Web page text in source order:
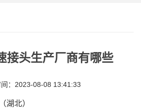
接头生产厂商有哪些
间：2023-08-08 13:41:33
北）